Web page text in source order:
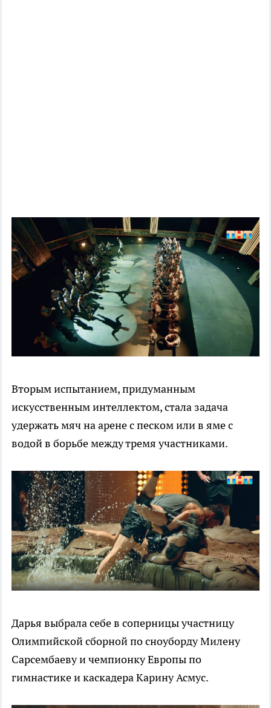
Вторым испытанием, придуманным
искусственным интеллектом, стала задача
удержать мяч на арене с песком или в яме с
водой в борьбе между тремя участниками.
Дарья выбрала себе в соперницы участницу
Олимпийской сборной по сноуборду Милену
Сарсембаеву и чемпионку Европы по
гимнастике и каскадера Карину Асмус.